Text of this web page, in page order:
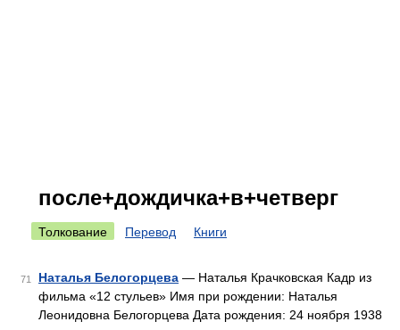
после+дождичка+в+четверг
Толкование Перевод Книги
71 Наталья Белогорцева — Наталья Крачковская Кадр из
фильма «12 стульев» Имя при рождении: Наталья
Леонидовна Белогорцева Дата рождения: 24 ноября 1938